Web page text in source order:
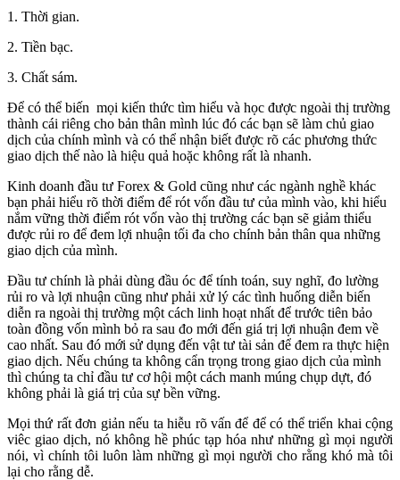
1. Thời gian.
2. Tiền bạc.
3. Chất sám.
Để có thể biến mọi kiến thức tìm hiểu và học được ngoài thị trường
thành cái riêng cho bản thân mình lúc đó các bạn sẽ làm chủ giao
dịch của chính mình và có thể nhận biết được rõ các phương thức
giao dịch thế nào là hiệu quả hoặc không rất là nhanh.
Kinh doanh đầu tư Forex & Gold cũng như các ngành nghề khác
bạn phải hiểu rõ thời điểm để rót vốn đầu tư của mình vào, khi hiểu
nắm vững thời điểm rót vốn vào thị trường các bạn sẽ giảm thiểu
được rủi ro để đem lợi nhuận tối đa cho chính bản thân qua những
giao dịch của mình.
Đầu tư chính là phải dùng đầu óc để tính toán, suy nghĩ, đo lường
rủi ro và lợi nhuận cũng như phải xử lý các tình huống diễn biến
diễn ra ngoài thị trường một cách linh hoạt nhất để trước tiên bảo
toàn đồng vốn mình bỏ ra sau đo mới đến giá trị lợi nhuận đem về
cao nhất. Sau đó mới sử dụng đến vật tư tài sản để đem ra thực hiện
giao dịch. Nếu chúng ta không cẩn trọng trong giao dịch của mình
thì chúng ta chỉ đầu tư cơ hội một cách manh múng chụp dựt, đó
không phải là giá trị của sự bền vững.
Mọi thứ rất đơn giản nếu ta hiễu rõ vấn để để có thể triển khai cộng
viêc giao dịch, nó không hề phúc tạp hóa như những gì mọi người
nói, vì chính tôi luôn làm những gì mọi người cho rằng khó mà tôi
lại cho rằng dễ.